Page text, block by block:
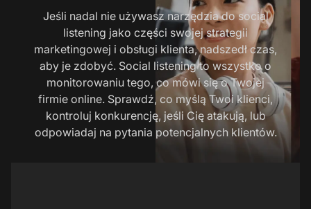
Jeśli nadal nie używasz narzędzia do social
listening jako części swojej strategii
marketingowej i obsługi klienta, nadszedł czas,
aby je zdobyć. Social listening to wszystko o
monitorowaniu tego, co mówi się o Twojej
firmie online. Sprawdź, co myślą Twoi klienci,
kontroluj konkurencję, jeśli Cię atakują, lub
odpowiadaj na pytania potencjalnych klientów.